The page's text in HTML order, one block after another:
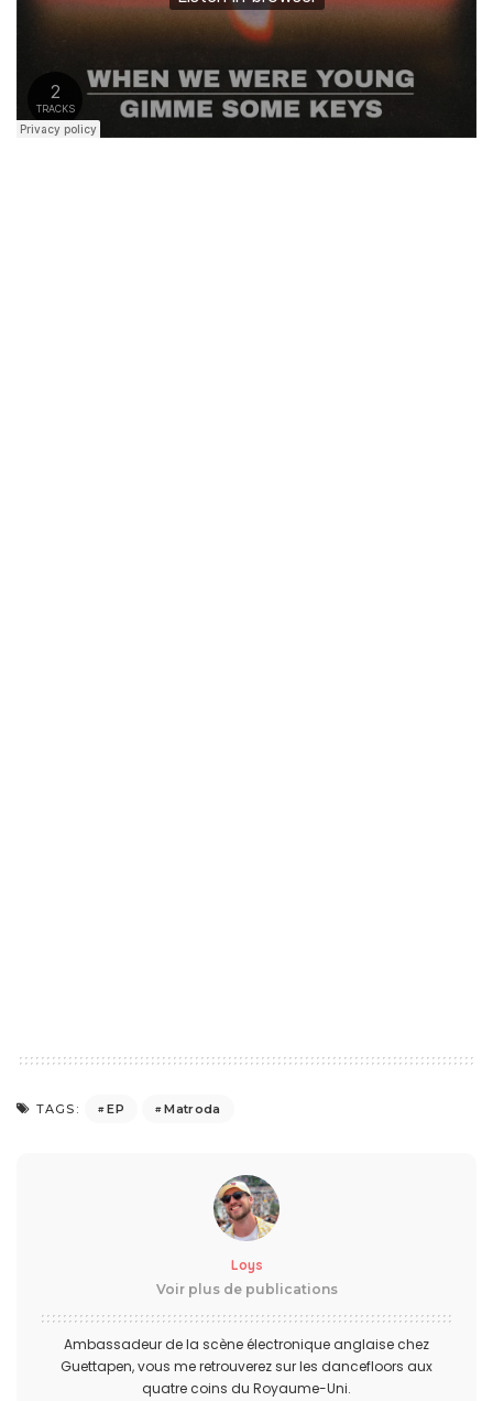
TAGS: EP Matroda
Loys
Voir plus de publications
Ambassadeur de la scène électronique anglaise chez
Guettapen, vous me retrouverez sur les dancefloors aux
quatre coins du Royaume-Uni.